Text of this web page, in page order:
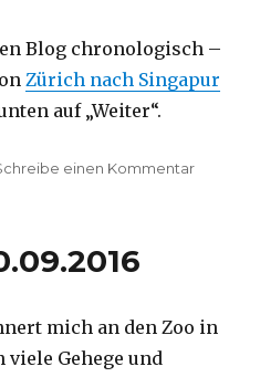
Blog chronologisch –
Zürich nach Singapur
auf „Weiter“.
einen Kommentarzu
Perth
mich an den Zoo in
Gehege und